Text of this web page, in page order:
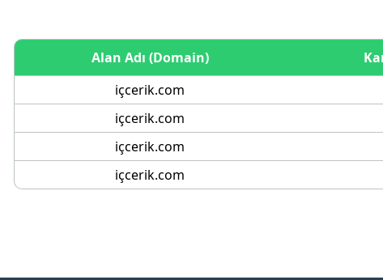
Alan Adı (Domain)
içcerik.com
içcerik.com
içcerik.com
içcerik.com